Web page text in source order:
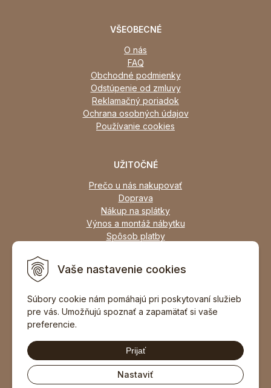
Vaše nastavenie cookies
Súbory cookie nám pomáhajú pri poskytovaní služieb
pre vás. Umožňujú spoznať a zapamätať si vaše
preferencie.
Prijať
Nastaviť
VŠEOBECNÉ
O nás
FAQ
Obchodné podmienky
Odstúpenie od zmluvy
Reklamačný poriadok
Ochrana osobných údajov
Používanie cookies
UŽITOČNÉ
Prečo u nás nakupovať
Doprava
Nákup na splátky
Výnos a montáž nábytku
Spôsob platby
Zariadime všetky typy interiérov
DOPORUČIŤ ZNÁMEMU